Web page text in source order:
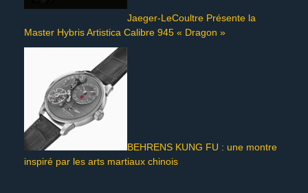
Jaeger-LeCoultre Présente la
Master Hybris Artistica Calibre 945 « Dragon »
BEHRENS KUNG FU : une montre
inspiré par les arts martiaux chinois